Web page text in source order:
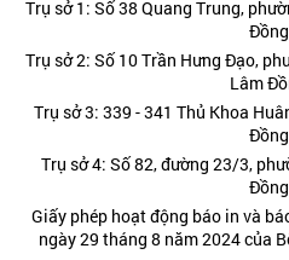
Trụ sở 1: Số 38 Quang Trung,
Trụ sở 2: Số 10 Trần Hưng Đạo,
Lâm
Trụ sở 3: 339 - 341 Thủ Khoa
Trụ sở 4: Số 82, đường 23/3,
Giấy phép hoạt động báo in và
ngày 29 tháng 8 năm 2024 của